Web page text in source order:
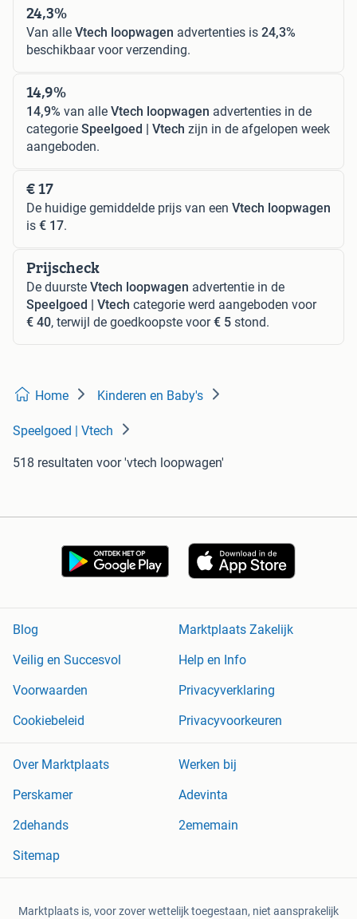
24,3%
Van alle Vtech loopwagen advertenties is 24,3%
beschikbaar voor verzending.
14,9%
14,9% van alle Vtech loopwagen advertenties in de
categorie Speelgoed | Vtech zijn in de afgelopen week
aangeboden.
€ 17
De huidige gemiddelde prijs van een Vtech loopwagen
is € 17.
Prijscheck
De duurste Vtech loopwagen advertentie in de
Speelgoed | Vtech categorie werd aangeboden voor
€ 40, terwijl de goedkoopste voor€ 5 stond.
Home Kinderen en Baby's
Speelgoed | Vtech
518 resultaten voor 'vtech loopwagen'
Blog
Marktplaats Zakelijk
Veilig en Succesvol
Help en Info
Voorwaarden
Privacyverklaring
Cookiebeleid
Privacyvoorkeuren
Over Marktplaats
Werken bij
Perskamer
Adevinta
2dehands
2ememain
Sitemap
Marktplaats is, voor zover wettelijk toegestaan, niet aansprakelijk